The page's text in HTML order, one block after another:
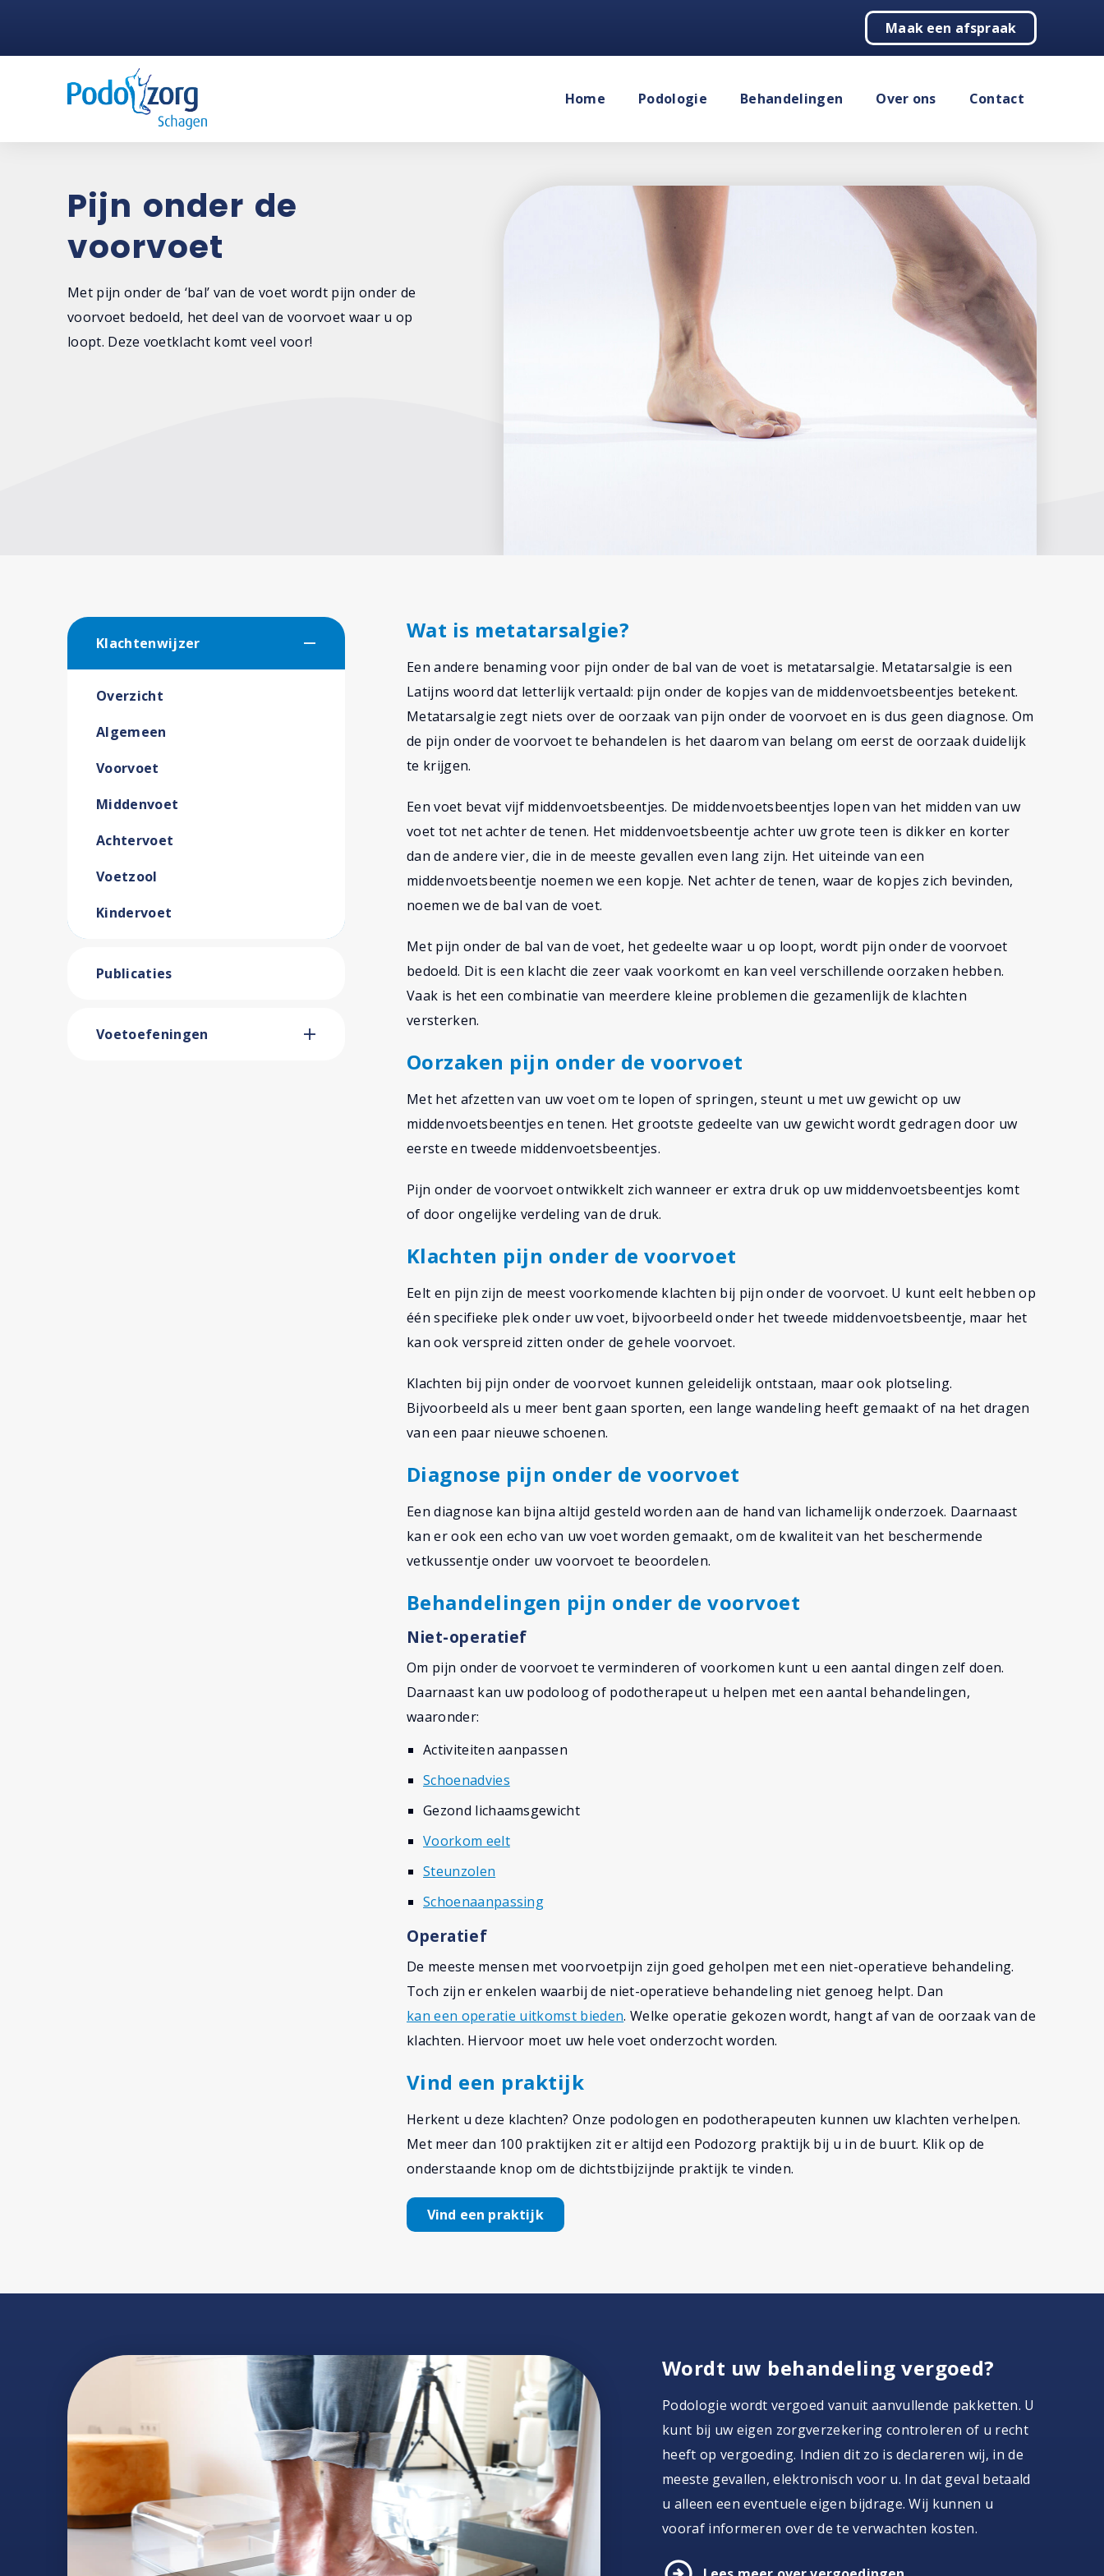
Maak een afspraak
Home Podologie Behandelingen Over ons Contact
Pijn onder de
voorvoet
Met pijn onder de ‘bal’ van de voet wordt pijn onder de
voorvoet bedoeld, het deel van de voorvoet waar u op
loopt. Deze voetklacht komt veel voor!
Klachtenwijzer
Overzicht
Algemeen
Voorvoet
Middenvoet
Achtervoet
Voetzool
Kindervoet
Publicaties
Voetoefeningen
Wat is metatarsalgie?
Een andere benaming voor pijn onder de bal van de voet is metatarsalgie. Metatarsalgie is een
Latijns woord dat letterlijk vertaald: pijn onder de kopjes van de middenvoetsbeentjes betekent.
Metatarsalgie zegt niets over de oorzaak van pijn onder de voorvoet en is dus geen diagnose. Om
de pijn onder de voorvoet te behandelen is het daarom van belang om eerst de oorzaak duidelijk
te krijgen.
Een voet bevat vijf middenvoetsbeentjes. De middenvoetsbeentjes lopen van het midden van uw
voet tot net achter de tenen. Het middenvoetsbeentje achter uw grote teen is dikker en korter
dan de andere vier, die in de meeste gevallen even lang zijn. Het uiteinde van een
middenvoetsbeentje noemen we een kopje. Net achter de tenen, waar de kopjes zich bevinden,
noemen we de bal van de voet.
Met pijn onder de bal van de voet, het gedeelte waar u op loopt, wordt pijn onder de voorvoet
bedoeld. Dit is een klacht die zeer vaak voorkomt en kan veel verschillende oorzaken hebben.
Vaak is het een combinatie van meerdere kleine problemen die gezamenlijk de klachten
versterken.
Oorzaken pijn onder de voorvoet
Met het afzetten van uw voet om te lopen of springen, steunt u met uw gewicht op uw
middenvoetsbeentjes en tenen. Het grootste gedeelte van uw gewicht wordt gedragen door uw
eerste en tweede middenvoetsbeentjes.
Pijn onder de voorvoet ontwikkelt zich wanneer er extra druk op uw middenvoetsbeentjes komt
of door ongelijke verdeling van de druk.
Klachten pijn onder de voorvoet
Eelt en pijn zijn de meest voorkomende klachten bij pijn onder de voorvoet. U kunt eelt hebben op
één specifieke plek onder uw voet, bijvoorbeeld onder het tweede middenvoetsbeentje, maar het
kan ook verspreid zitten onder de gehele voorvoet.
Klachten bij pijn onder de voorvoet kunnen geleidelijk ontstaan, maar ook plotseling.
Bijvoorbeeld als u meer bent gaan sporten, een lange wandeling heeft gemaakt of na het dragen
van een paar nieuwe schoenen.
Diagnose pijn onder de voorvoet
Een diagnose kan bijna altijd gesteld worden aan de hand van lichamelijk onderzoek. Daarnaast
kan er ook een echo van uw voet worden gemaakt, om de kwaliteit van het beschermende
vetkussentje onder uw voorvoet te beoordelen.
Behandelingen pijn onder de voorvoet
Niet-operatief
Om pijn onder de voorvoet te verminderen of voorkomen kunt u een aantal dingen zelf doen.
Daarnaast kan uw podoloog of podotherapeut u helpen met een aantal behandelingen,
waaronder:
Activiteiten aanpassen
Schoenadvies
Gezond lichaamsgewicht
Voorkom eelt
Steunzolen
Schoenaanpassing
Operatief
De meeste mensen met voorvoetpijn zijn goed geholpen met een niet-operatieve behandeling.
Toch zijn er enkelen waarbij de niet-operatieve behandeling niet genoeg helpt. Dan
kan een operatie uitkomst bieden. Welke operatie gekozen wordt, hangt af van de oorzaak van de
klachten. Hiervoor moet uw hele voet onderzocht worden.
Vind een praktijk
Herkent u deze klachten? Onze podologen en podotherapeuten kunnen uw klachten verhelpen.
Met meer dan 100 praktijken zit er altijd een Podozorg praktijk bij u in de buurt. Klik op de
onderstaande knop om de dichtstbijzijnde praktijk te vinden.
Vind een praktijk
Wordt uw behandeling vergoed?
Podologie wordt vergoed vanuit aanvullende pakketten. U
kunt bij uw eigen zorgverzekering controleren of u recht
heeft op vergoeding. Indien dit zo is declareren wij, in de
meeste gevallen, elektronisch voor u. In dat geval betaald
u alleen een eventuele eigen bijdrage. Wij kunnen u
vooraf informeren over de te verwachten kosten.